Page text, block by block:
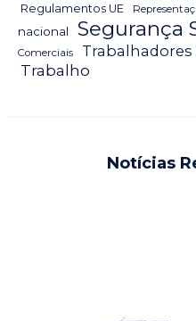
Regulamentos UE
nacional
Segurança
Comerciais
Trabalho
Notícias